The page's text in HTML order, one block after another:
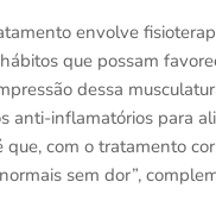
envolve
que possam
dessa
anti-inflamatórios para
que, com o tratamento
sem dor”,